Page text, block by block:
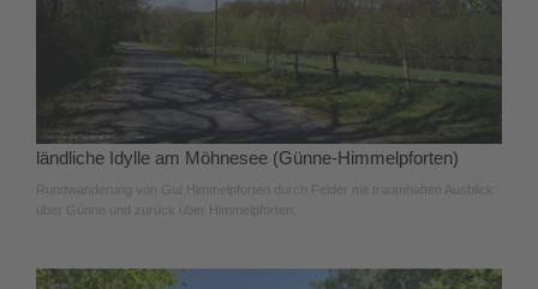
ländliche Idylle am Möhnesee (Günne-Himmelpforten)
Rundwanderung von Gut Himmelpforten durch Felder mit traumhaften Ausblick
über Günne und zurück über Himmelpforten.